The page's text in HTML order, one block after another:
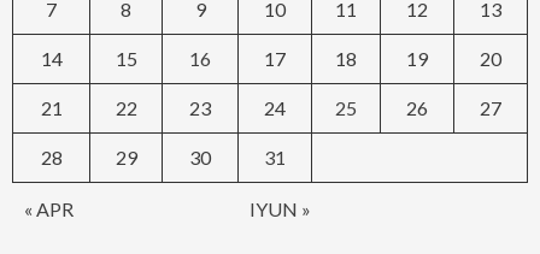
« APR IYUN »
7 8 9 10 11 12 13
14 15 16 17 18 19 20
21 22 23 24 25 26 27
28 29 30 31